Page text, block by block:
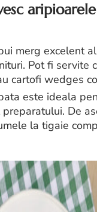
merg excelent
Pot fi servite
cartofi wedges
este ideala
De
la tigaie